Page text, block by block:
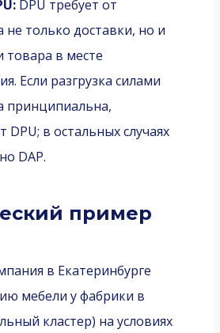
DPU требует от
не только доставки, но и
товара в месте
Если разгрузка силами
принципиальна,
в остальных случаях
DAP.
пример
в Екатеринбурге
мебели у фабрики в
кластер) на условиях